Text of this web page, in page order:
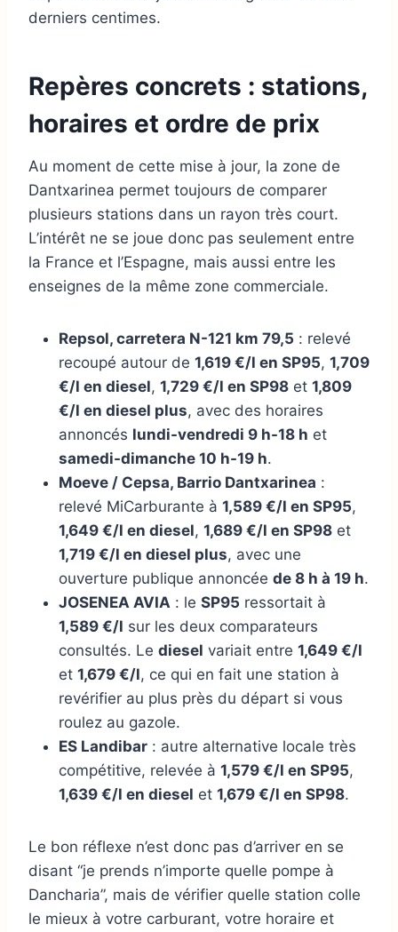
derniers centimes.
Repères concrets : stations,
horaires et ordre de prix
Au moment de cette mise à jour, la zone de
Dantxarinea permet toujours de comparer
plusieurs stations dans un rayon très court.
L’intérêt ne se joue donc pas seulement entre
la France et l’Espagne, mais aussi entre les
enseignes de la même zone commerciale.
Repsol, carretera N-121 km 79,5 : relevé
recoupé autour de 1,619 €/l en SP95, 1,709
€/l en diesel, 1,729 €/l en SP98 et 1,809
€/l en diesel plus, avec des horaires
annoncés lundi-vendredi 9 h-18 h et
samedi-dimanche 10 h-19 h.
Moeve / Cepsa, Barrio Dantxarinea :
relevé MiCarburante à 1,589 €/l en SP95,
1,649 €/l en diesel, 1,689 €/l en SP98 et
1,719 €/l en diesel plus, avec une
ouverture publique annoncée de 8 h à 19 h.
JOSENEA AVIA : le SP95 ressortait à
1,589 €/l sur les deux comparateurs
consultés. Le diesel variait entre 1,649 €/l
et 1,679 €/l, ce qui en fait une station à
revérifier au plus près du départ si vous
roulez au gazole.
ES Landibar : autre alternative locale très
compétitive, relevée à 1,579 €/l en SP95,
1,639 €/l en diesel et 1,679 €/l en SP98.
Le bon réflexe n’est donc pas d’arriver en se
disant “je prends n’importe quelle pompe à
Dancharia”, mais de vérifier quelle station colle
le mieux à votre carburant, votre horaire et